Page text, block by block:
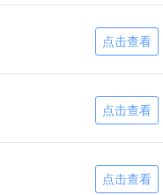
点击查看
点击查看
点击查看